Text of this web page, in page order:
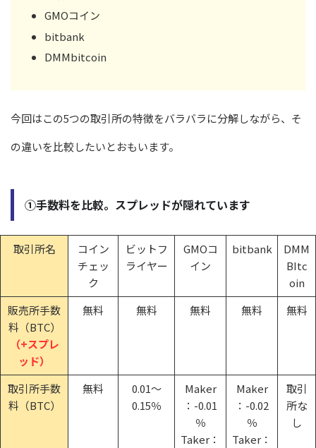
GMOコイン
bitbank
DMMbitcoin
今回はこの5つの取引所の特徴をバラバラに分解しながら、そ
の違いを比較したいとおもいます。
①手数料を比較。スプレッドが隠れています
取引所名
コイン
チェッ
ク
ビットフ
ライヤー
GMOコ
イン
bitbank
DMM
BItc
oin
販売所手数
料（BTC）
（+スプレ
ッド）
無料 無料 無料 無料 無料
取引所手数
料（BTC）
無料
0.01～
0.15％
Maker
：-0.01
％
Taker：
Maker
：-0.02
％
Taker：
取引
所な
し